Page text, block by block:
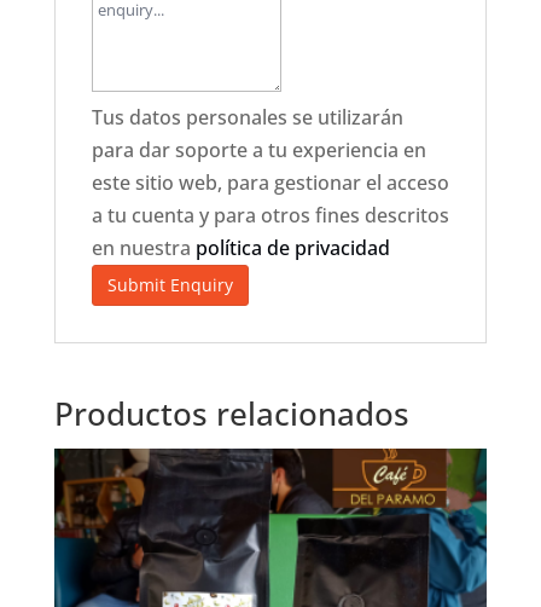
Tus datos personales se utilizarán
para dar soporte a tu experiencia en
este sitio web, para gestionar el acceso
a tu cuenta y para otros fines descritos
en nuestra política de privacidad
Productos relacionados